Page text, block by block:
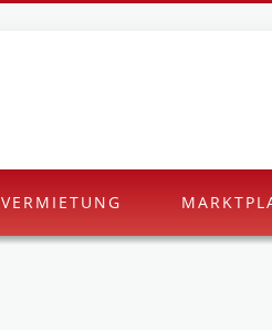
VERMIETUNG